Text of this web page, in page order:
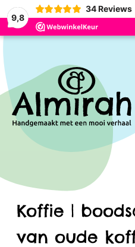
9,8
34 Reviews
Koffie |
van oude